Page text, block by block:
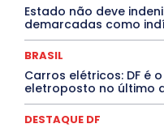
Santa Catarina
Saúde Agora
TÁ FROID?
Estado não deve
demarcadas como
BRASIL
Carros elétricos: DF é
eletroposto no último
DESTAQUE DF